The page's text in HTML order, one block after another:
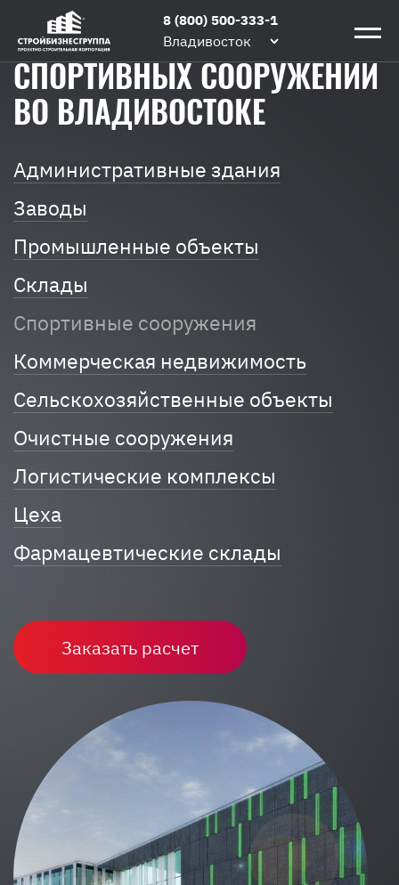
8 (800) 500-333-1
Владивосток
Главная /
Строительство
спортивных
сооружений
СТРОИТЕЛЬСТВО
СПОРТИВНЫХ СООРУЖЕНИЙ
ВО ВЛАДИВОСТОКЕ
Административные здания
Заводы
Промышленные объекты
Склады
Спортивные сооружения
Коммерческая недвижимость
Сельскохозяйственные объекты
Очистные сооружения
Логистические комплексы
Цеха
Фармацевтические склады
Заказать расчет